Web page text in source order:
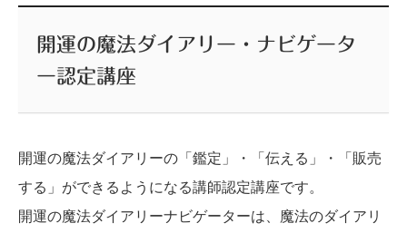
開運の魔法ダイアリー・ナビゲータ
ー認定講座
開運の魔法ダイアリーの「鑑定」・「伝える」・「販売
する」ができるようになる講師認定講座です。
開運の魔法ダイアリーナビゲーターは、魔法のダイアリ